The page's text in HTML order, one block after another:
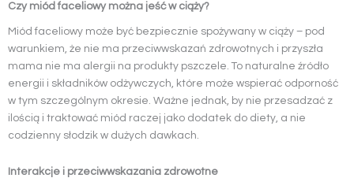
Czy miód faceliowy można jeść w ciąży?
Miód faceliowy może być bezpiecznie spożywany w ciąży – pod
warunkiem, że nie ma przeciwwskazań zdrowotnych i przyszła
mama nie ma alergii na produkty pszczele. To naturalne źródło
energii i składników odżywczych, które może wspierać odporność
w tym szczególnym okresie. Ważne jednak, by nie przesadzać z
ilością i traktować miód raczej jako dodatek do diety, a nie
codzienny słodzik w dużych dawkach.
Interakcje i przeciwwskazania zdrowotne